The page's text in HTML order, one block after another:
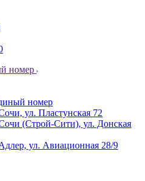
номер
номер
ул. Пластунская 72
(Строй-Сити), ул. Донская
ул. Авиационная 28/9